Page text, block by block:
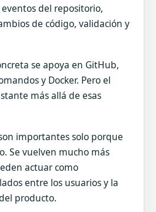
del repositorio,
de código, validación y
se apoya en GitHub,
y Docker. Pero el
más allá de esas
importantes solo porque
Se vuelven mucho más
actuar como
entre los usuarios y la
producto.